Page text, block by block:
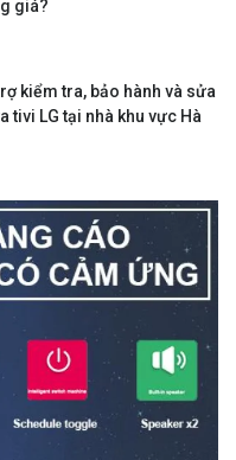
giá?
kiểm tra, bảo hành và sửa
tivi LG tại nhà khu vực Hà